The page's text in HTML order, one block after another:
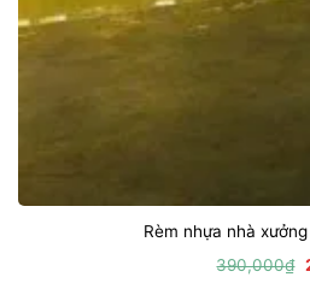
Rèm nhựa nhà
390,000₫